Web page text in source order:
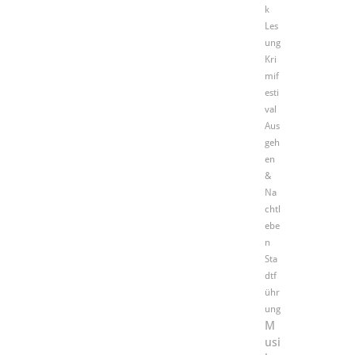
k
Les
ung
Kri
mif
esti
val
Aus
geh
en
&
Na
chtl
ebe
n
Sta
dtf
ühr
ung
M
usi